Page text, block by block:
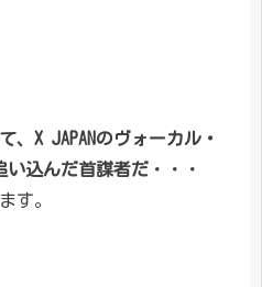
、X JAPANのヴォーカル・
い込んだ首謀者だ ・・・
す。